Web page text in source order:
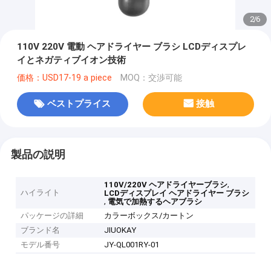
2/6
110V 220V 電動 ヘアドライヤー ブラシ LCDディスプレ
イとネガティブイオン技術
価格：USD17-19 a piece MOQ：交渉可能
ベストプライス 接触
製品の説明
ハイライト
110V/220V ヘアドライヤーブラシ,
LCDディスプレイ ヘアドライヤー ブラシ
, 電気で加熱するヘアブラシ
パッケージの詳細
カラーボックス/カートン
ブランド名
JIUOKAY
モデル番号
JY-QL001RY-01